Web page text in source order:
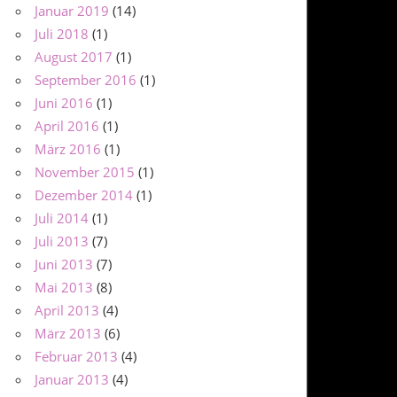
Januar 2019 (14)
Juli 2018 (1)
August 2017 (1)
September 2016 (1)
Juni 2016 (1)
April 2016 (1)
März 2016 (1)
November 2015 (1)
Dezember 2014 (1)
Juli 2014 (1)
Juli 2013 (7)
Juni 2013 (7)
Mai 2013 (8)
April 2013 (4)
März 2013 (6)
Februar 2013 (4)
Januar 2013 (4)